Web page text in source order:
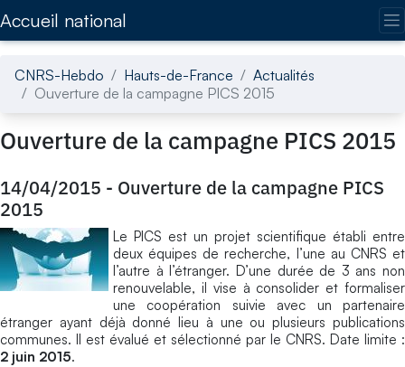
Accueil national
CNRS-Hebdo Hauts-de-France
Actualités
Ouverture de la campagne PICS 2015
Ouverture de la campagne PICS 2015
14/04/2015 - Ouverture de la campagne PICS
2015
Le PICS est un projet scientifique établi entre
deux équipes de recherche, l’une au CNRS et
l’autre à l’étranger. D’une durée de 3 ans non
renouvelable, il vise à consolider et formaliser
une coopération suivie avec un partenaire
étranger ayant déjà donné lieu à une ou plusieurs publications
communes. Il est évalué et sélectionné par le CNRS. Date limite :
2 juin 2015.